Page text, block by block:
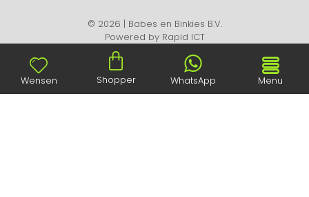
© 2026 | Babes en Binkies B.V.
Powered by Rapid ICT
Wensen Shopper WhatsApp Menu